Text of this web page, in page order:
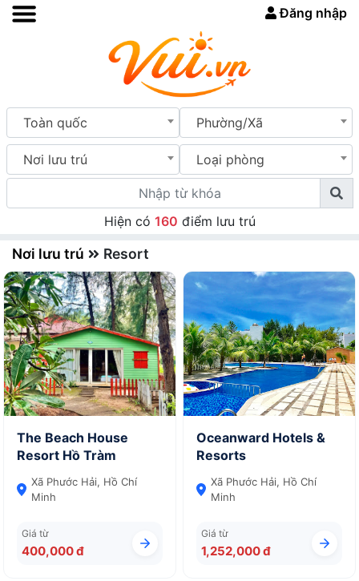
Đăng nhập
Toàn quốc Phường/Xã
Nơi lưu trú Loại phòng
Hiện có 160 điểm lưu trú
Nơi lưu trú Resort
The Beach House
Resort Hồ Tràm
Xã Phước Hải, Hồ Chí
Minh
Giá từ
400,000 đ
Oceanward Hotels &
Resorts
Xã Phước Hải, Hồ Chí
Minh
Giá từ
1,252,000 đ